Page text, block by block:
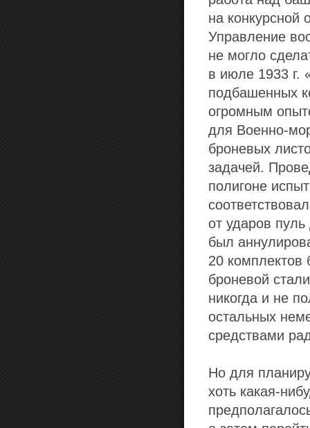
на
Управление
не могло
в июле 1933 г.
подбашенных
огромным
для Военно-
броневых
задачей.
полигоне
от ударов
был
20
броневой
никогда и не
остальных
средствами
Но для
хоть какая-